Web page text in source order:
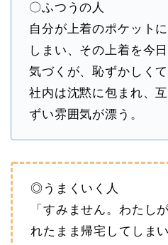
〇ふつうの人
自分が上着のポケット
しまい、その上着を今
気づくが、恥ずかしく
社内は沈黙に包まれ、
ずい雰囲気が漂う。
◎うまくいく人
「すみません。わたし
れたまま帰宅してしま